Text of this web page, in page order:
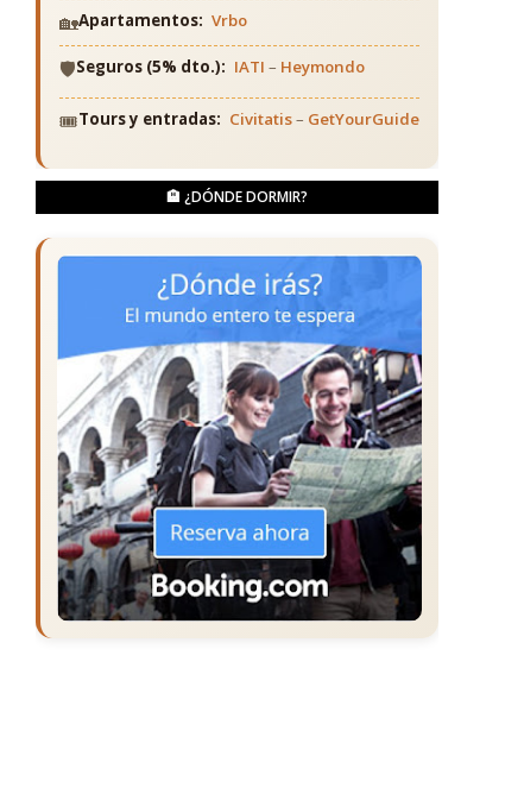
🏡Apartamentos: Vrbo
🛡️Seguros (5% dto.): IATI – Heymondo
🎟️Tours y entradas: Civitatis– GetYourGuide
🏨 ¿DÓNDE DORMIR?